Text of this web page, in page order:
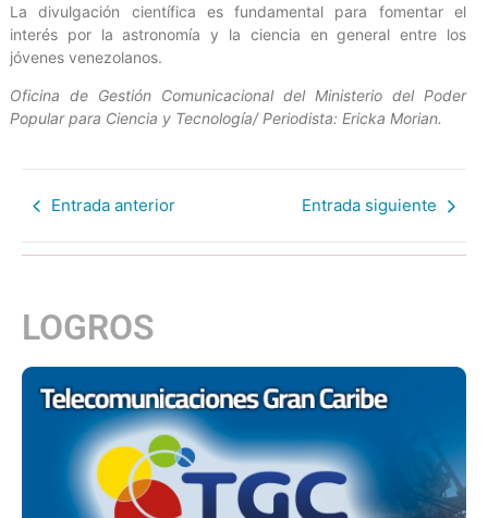
La divulgación científica es fundamental para fomentar el
interés por la astronomía y la ciencia en general entre los
jóvenes venezolanos.
Oficina de Gestión Comunicacional del Ministerio del Poder
Popular para Ciencia y Tecnología/ Periodista: Ericka Morian.
Entrada anterior Entrada siguiente
LOGROS